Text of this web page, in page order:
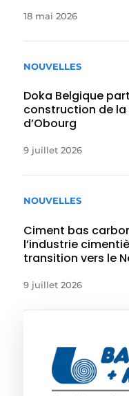
18 mai 2026
NOUVELLES
Doka Belgique
construction de la
d’Obourg
9 juillet 2026
NOUVELLES
Ciment bas
l’industrie
transition vers le
9 juillet 2026